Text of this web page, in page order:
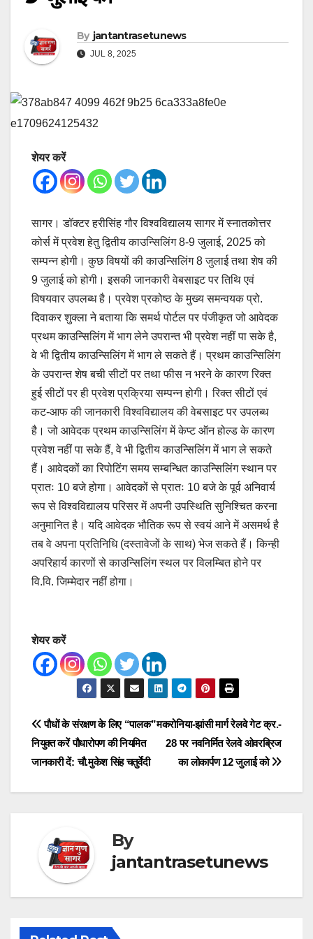
By jantantrasetunews
JUL 8, 2025
शेयर करें
सागर। डॉक्टर हरीसिंह गौर विश्वविद्यालय सागर में स्नातकोत्तर
कोर्स में प्रवेश हेतु द्वितीय काउन्सिलिंग 8-9 जुलाई, 2025 को
सम्पन्न होगी। कुछ विषयों की काउन्सिलिंग 8 जुलाई तथा शेष की
9 जुलाई को होगी। इसकी जानकारी वेबसाइट पर तिथि एवं
विषयवार उपलब्ध है। प्रवेश प्रकोष्ठ के मुख्य समन्वयक प्रो.
दिवाकर शुक्ला ने बताया कि समर्थ पोर्टल पर पंजीकृत जो आवेदक
प्रथम काउन्सिलिंग में भाग लेने उपरान्त भी प्रवेश नहीं पा सके है,
वे भी द्वितीय काउन्सिलिंग में भाग ले सकते हैं। प्रथम काउन्सिलिंग
के उपरान्त शेष बची सीटों पर तथा फीस न भरने के कारण रिक्त
हुई सीटों पर ही प्रवेश प्रक्रिया सम्पन्न होगी। रिक्त सीटों एवं
कट-आफ की जानकारी विश्वविद्यालय की वेबसाइट पर उपलब्ध
है। जो आवेदक प्रथम काउन्सिलिंग में केप्ट ऑन होल्ड के कारण
प्रवेश नहीं पा सके हैं, वे भी द्वितीय काउन्सिलिंग में भाग ले सकते
हैं। आवेदकों का रिपोटिंग समय सम्बन्धित काउन्सिलिंग स्थान पर
प्रातः 10 बजे होगा। आवेदकों से प्रातः 10 बजे के पूर्व अनिवार्य
रूप से विश्वविद्यालय परिसर में अपनी उपस्थिति सुनिश्चित करना
अनुमानित है। यदि आवेदक भौतिक रूप से स्वयं आने में असमर्थ है
तब वे अपना प्रतिनिधि (दस्तावेजों के साथ) भेज सकते हैं। किन्ही
अपरिहार्य कारणों से काउन्सिलिंग स्थल पर विलम्बित होने पर
वि.वि. जिम्मेदार नहीं होगा।
शेयर करें
Post
navigation
मकरोनिया-झांसी मार्ग रेलवे गेट क्र.-
28 पर नवनिर्मित रेलवे ओवरब्रिज
का लोकार्पण 12 जुलाई को
पौधों के संरक्षण के लिए “पालक”
नियुक्त करें पौधारोपण की नियमित
जानकारी दें: चौ.मुकेश सिंह चतुर्वेदी
By
jantantrasetunews